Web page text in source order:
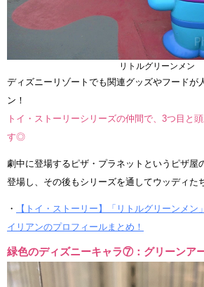
リトルグリーンメン
ディズニーリゾートでも関連グッズやフードが
ン！
トイ・ストーリーシリーズの仲間で、3つ目と
す◎
劇中に登場するピザ・プラネットというピザ屋
登場し、その後もシリーズを通してウッディた
・
【トイ・ストーリー】「リトルグリーンメン
イリアンのプロフィールまとめ！
緑色のディズニーキャラ⑦：グリーンア